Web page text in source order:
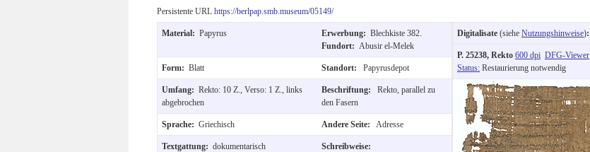
springen
Persistente URL https://berlpap.smb.museum/05149/
Material: Papyrus Erwerbung: Blechkiste 382.
Fundort: Abusir el-Melek
Form: Blatt Standort: Papyrusdepot
Umfang: Rekto: 10 Z., Verso: 1 Z., links
abgebrochen
Beschriftung:
Rekto, parallel zu
den Fasern
Sprache: Griechisch Andere Seite: Adresse
Textgattung: dokumentarisch Schreibweise:
Digitalisate (siehe Nutzungshinweise):
P. 25238, Rekto 600 dpi DFG-Viewer
Status: Restaurierung notwendig